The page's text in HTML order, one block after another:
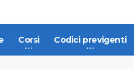
Corsi Codici previgenti